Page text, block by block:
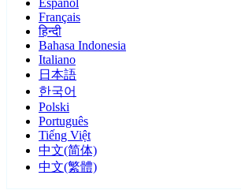
Español
Français
हिन्दी
Bahasa Indonesia
Italiano
日本語
한국어
Polski
Português
Tiếng Việt
中文(简体)
中文(繁體)